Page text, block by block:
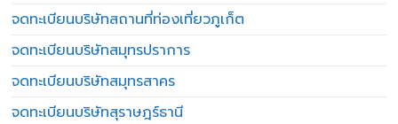
จดทะเบียนบริษัทสถานที่ท่องเที่ยวภูเก็ต
จดทะเบียนบริษัทสมุทรปราการ
จดทะเบียนบริษัทสมุทรสาคร
จดทะเบียนบริษัทสุราษฎร์ธานี